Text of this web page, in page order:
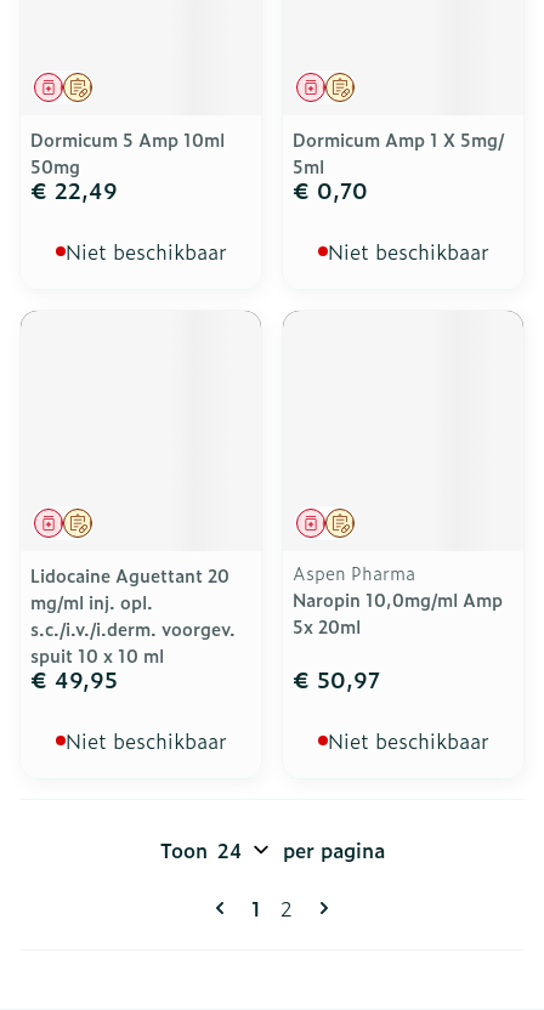
Op voorschrift
Geneesmiddel
Dormicum 5 Amp 10ml
50mg
€ 22,49
Niet beschikbaar
Op voorschrift
Geneesmiddel
Dormicum Amp 1 X 5mg/
5ml
€ 0,70
Niet beschikbaar
Op voorschrift
Geneesmiddel
Lidocaine Aguettant 20
mg/ml inj. opl.
s.c./i.v./i.derm. voorgev.
spuit 10 x 10 ml
€ 49,95
Niet beschikbaar
Op voorschrift
Geneesmiddel
Aspen Pharma
Naropin 10,0mg/ml Amp
5x 20ml
€ 50,97
Niet beschikbaar
Pagina's
U lees momenteel pagina
1 Pagina
2
Toon per pagina